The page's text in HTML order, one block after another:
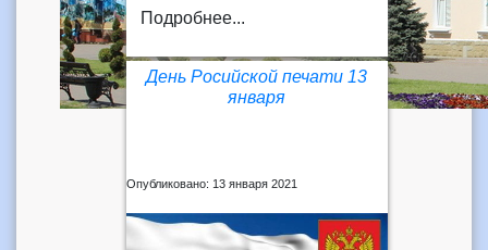
Подробнее...
День Росийской печати 13
января
Опубликовано: 13 января 2021